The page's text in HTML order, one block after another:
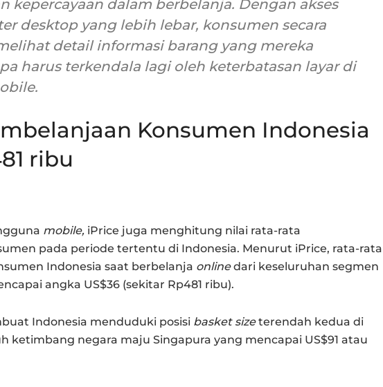
kepercayaan dalam berbelanja. Dengan akses
desktopyang lebih lebar, konsumen secara
detail informasi barang yang mereka
harus terkendala lagi oleh keterbatasan layar di
.
Konsumen Indonesia
ribu
mobile, iPrice juga menghitung nilai rata-rata
pada periode tertentu di Indonesia. Menurut iPrice, rata-rata
Indonesia saat berbelanja onlinedari keseluruhan segmen
angka US$36 (sekitar Rp481 ribu).
Indonesia menduduki posisi basket sizeterendah kedua di
ketimbang negara maju Singapura yang mencapai US$91 atau